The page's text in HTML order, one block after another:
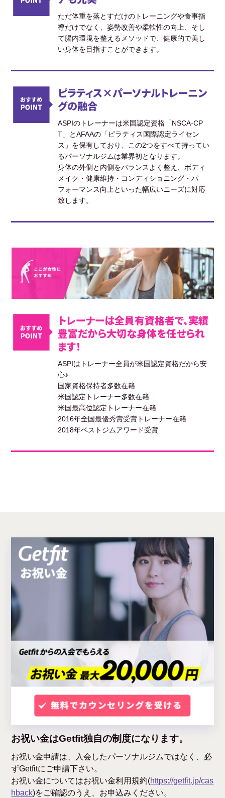
ただ体重を落とすだけのトレーニングや食事指
導だけでなく、姿勢改善や柔軟性の向上、そし
て腸内環境を整えるメソッドで、健康的で美し
い身体を目指すことができます。
ピラティス×パーソナルトレーニン
グの融合
ASPIのトレーナーは米国認定資格「NSCA-CP
T」とAFAAの「ピラティス国際認定ライセン
ス」を保有しており、この2つをすべて持ってい
るパーソナルジムは業界初となります。
身体の外側と内側をバランスよく整え、ボディ
メイク・健康維持・コンディショニング・パ
フォーマンス向上といった幅広いニーズに対応
致します。
トレーナーは全員有資格者で、実績
豊富だから大切な身体を任せられ
ます！
ASPIはトレーナー全員が米国認定資格だから安
心♪
国家資格保持者多数在籍
米国認定トレーナー多数在籍
米国最高位認定トレーナー在籍
2016年全国最優秀賞受賞トレーナー在籍
2018年ベストジムアワード受賞
お祝い金はGetfit独自の制度になります。
お祝い金申請は、入会したパーソナルジムではなく、必
ずGetfitにご申請下さい。
お祝い金についてはお祝い金利用規約(https://getfit.jp/cas
hback)をご確認のうえ、お申込みください。